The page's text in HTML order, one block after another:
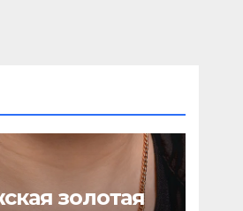
золотая